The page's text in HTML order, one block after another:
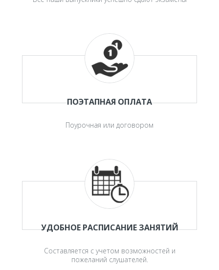
ПОЭТАПНАЯ ОПЛАТА
Поурочная или договором
УДОБНОЕ РАСПИСАНИЕ ЗАНЯТИЙ
Составляется с учетом возможностей и
пожеланий слушателей.